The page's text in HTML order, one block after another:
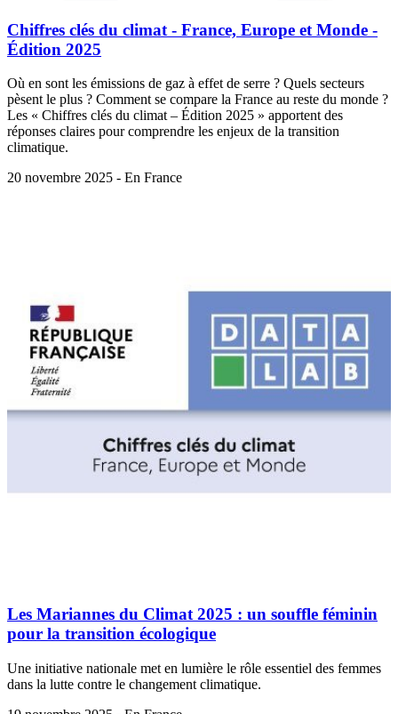
Chiffres clés du climat - France, Europe et Monde -
Édition 2025
Où en sont les émissions de gaz à effet de serre ? Quels secteurs
pèsent le plus ? Comment se compare la France au reste du monde ?
Les « Chiffres clés du climat – Édition 2025 » apportent des
réponses claires pour comprendre les enjeux de la transition
climatique.
20 novembre 2025 - En France
Les Mariannes du Climat 2025 : un souffle féminin
pour la transition écologique
Une initiative nationale met en lumière le rôle essentiel des femmes
dans la lutte contre le changement climatique.